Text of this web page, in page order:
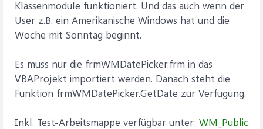
Klassenmodule funktioniert. Und das auch wenn der
User z.B. ein Amerikanische Windows hat und die
Woche mit Sonntag beginnt.
Es muss nur die frmWMDatePicker.frm in das
VBAProjekt importiert werden. Danach steht die
Funktion frmWMDatePicker.GetDate zur Verfügung.
Inkl. Test-Arbeitsmappe verfügbar unter: WM_Public